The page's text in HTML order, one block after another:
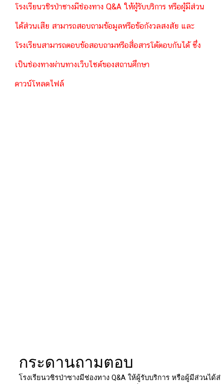
โรงเรียนวชิรป่าซางมีช่องทาง Q&A ให้ผู้รับบริการ หรือผู้มีส่วน
ได้ส่วนเสีย สามารถสอบถามข้อมูลหรือข้อกังวลสงสัย และ
โรงเรียนสามารถตอบข้อสอบถามหรือสื่อสารโต้ตอบกันได้ ซึ่ง
เป็นช่องทางผ่านทางเว็บไซต์ของสถานศึกษา
ดาวน์โหลดไฟล์